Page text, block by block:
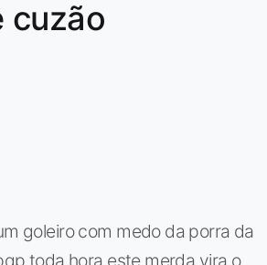
cuzão
goleiro com medo da porra da
toda hora este merda vira o